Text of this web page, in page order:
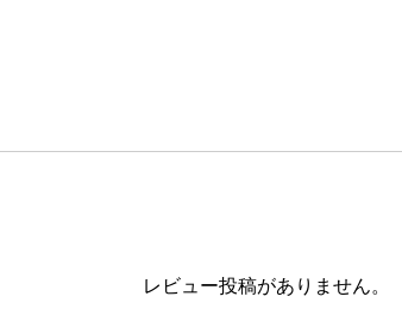
レビュー投稿がありません。